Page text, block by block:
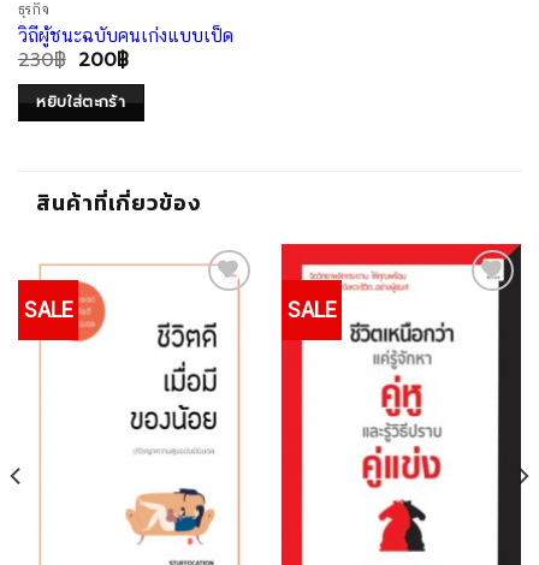
ธุรกิจ
วิถีผู้ชนะฉบับคนเก่งแบบเป็ด
230฿ 200฿
หยิบใส่ตะกร้า
สินค้าที่เกี่ยวข้อง
SALE
Wishlist
SALE